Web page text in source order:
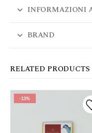
INFORMAZIONI
BRAND
RELATED PRODUCTS
-13%